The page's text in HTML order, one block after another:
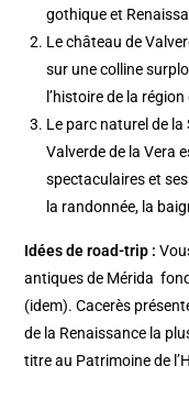
gothique et
Le château de
sur une colline
l’histoire de la
Le parc naturel de la
Valverde de la Vera
spectaculaires et
la randonnée, la
Idées de road-trip :
antiques de Mérida
(idem). Cacerès
de la Renaissance la
titre au Patrimoine de